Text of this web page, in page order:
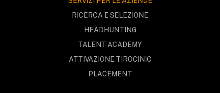
RICERCA E SELEZIONE
HEADHUNTING
TALENT ACADEMY
ATTIVAZIONE TIROCINIO
PLACEMENT